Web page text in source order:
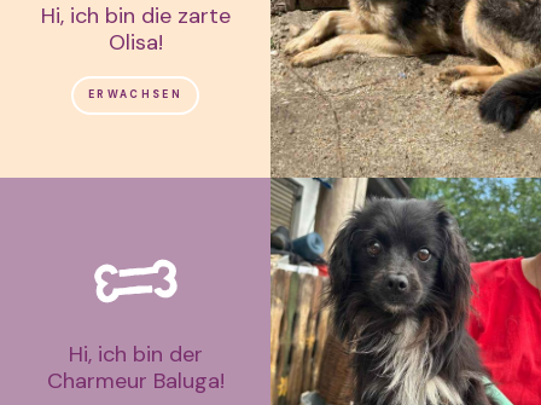
Hi, ich bin die zarte
Olisa!
ERWACHSEN
Hi, ich bin der
Charmeur Baluga!